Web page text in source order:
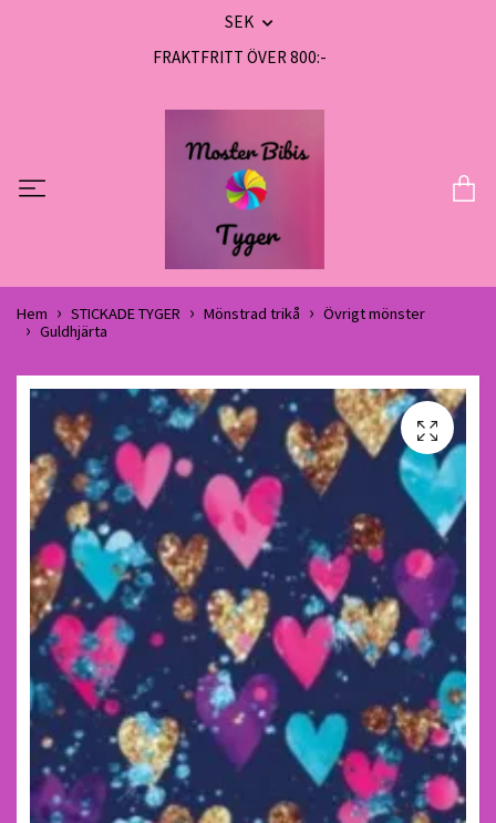
SEK
FRAKTFRITT ÖVER 800:-
Hem STICKADE TYGER Mönstrad trikå
Övrigt mönster
Guldhjärta